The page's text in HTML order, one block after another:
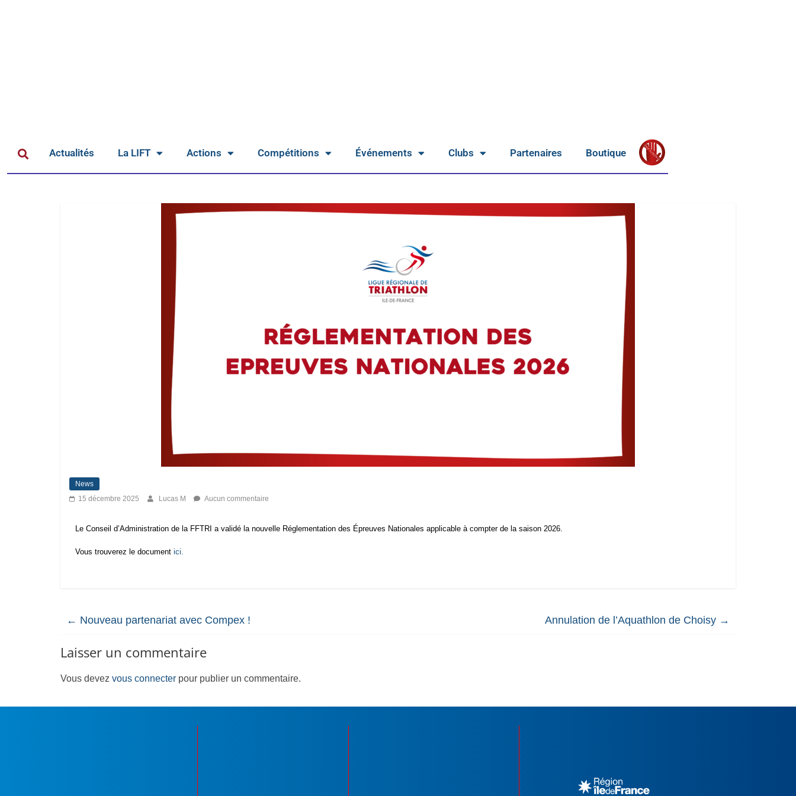
Actualités La LIFT Actions Compétitions Événements Clubs Partenaires Boutique
STOPVIOLENCE
News
15 décembre 2025
Lucas M Aucun commentaire
Le Conseil d’Administration de la FFTRI a validé la nouvelle Réglementation des Épreuves Nationales applicable à compter de la saison 2026.
Vous trouverez le document ici.
← Nouveau partenariat avec Compex ! Annulation de l’Aquathlon de Choisy →
Laisser un commentaire
Vous devez vous connecter pour publier un commentaire.